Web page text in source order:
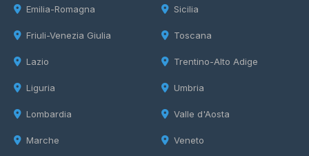
Emilia-Romagna
Friuli-Venezia Giulia
Lazio
Liguria
Lombardia
Marche
Sicilia
Toscana
Trentino-Alto Adige
Umbria
Valle d'Aosta
Veneto